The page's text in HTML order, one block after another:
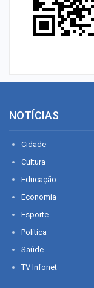
NOTÍCIAS
Cidade
Cultura
Educação
Economia
Esporte
Política
Saúde
TV Infonet